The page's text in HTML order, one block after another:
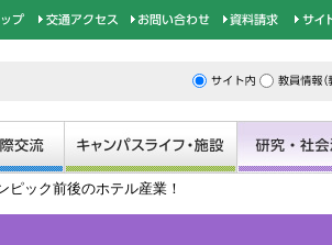
ピック前後のホテル産業！